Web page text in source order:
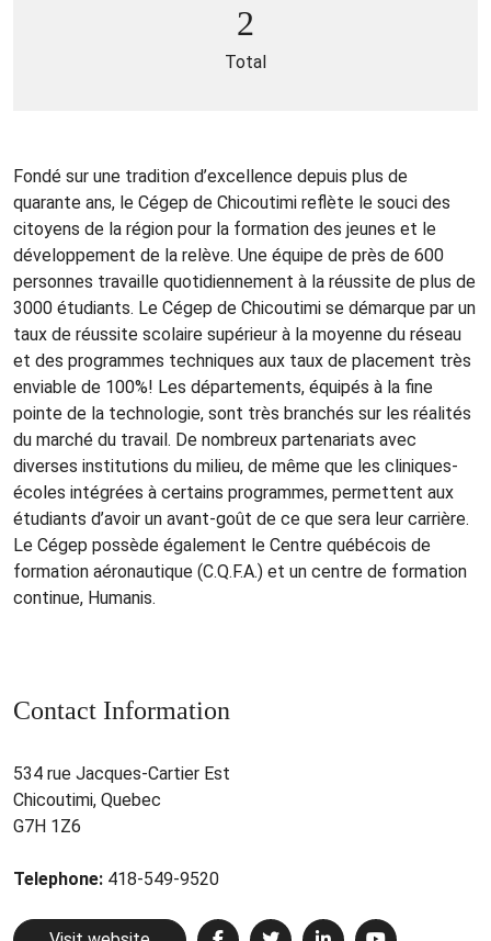
2
Total
Fondé sur une tradition d’excellence depuis plus de
quarante ans, le Cégep de Chicoutimi reflète le souci des
citoyens de la région pour la formation des jeunes et le
développement de la relève. Une équipe de près de 600
personnes travaille quotidiennement à la réussite de plus de
3000 étudiants. Le Cégep de Chicoutimi se démarque par un
taux de réussite scolaire supérieur à la moyenne du réseau
et des programmes techniques aux taux de placement très
enviable de 100%! Les départements, équipés à la fine
pointe de la technologie, sont très branchés sur les réalités
du marché du travail. De nombreux partenariats avec
diverses institutions du milieu, de même que les cliniques-
écoles intégrées à certains programmes, permettent aux
étudiants d’avoir un avant-goût de ce que sera leur carrière.
Le Cégep possède également le Centre québécois de
formation aéronautique (C.Q.F.A.) et un centre de formation
continue, Humanis.
Contact Information
534 rue Jacques-Cartier Est
Chicoutimi, Quebec
G7H 1Z6
Telephone: 418-549-9520